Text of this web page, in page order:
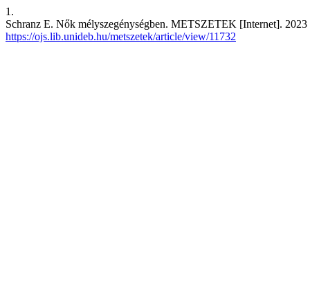
1.
Schranz E. Nők mélyszegénységben. METSZETEK [Internet].
https://ojs.lib.unideb.hu/metszetek/article/view/11732